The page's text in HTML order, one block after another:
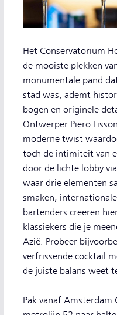
Het Conservatorium
de mooiste plekken
monumentale pand
stad was, ademt
bogen en originele
Ontwerper Piero
moderne twist
toch de intimiteit van
door de lichte lobby
waar drie elementen
smaken,
bartenders creëren
klassiekers die je
Azië. Probeer
verfrissende cocktail
de juiste balans weet
Pak vanaf